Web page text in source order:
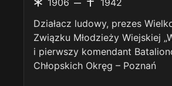
1906
1942
Działacz ludowy, prezes
Związku Młodzieży Wiejskiej
i pierwszy komendant
Chłopskich Okręg – Poznań